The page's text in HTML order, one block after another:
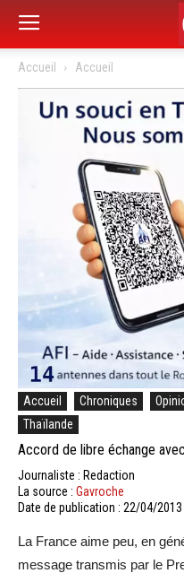
Accueil Accueil
Accueil Chroniques
Thaïlande
Accord de libre échange
Journaliste : Redaction
La source : Gavroche
Date de publication : 22/04/2013
La France aime peu, en
message transmis par le